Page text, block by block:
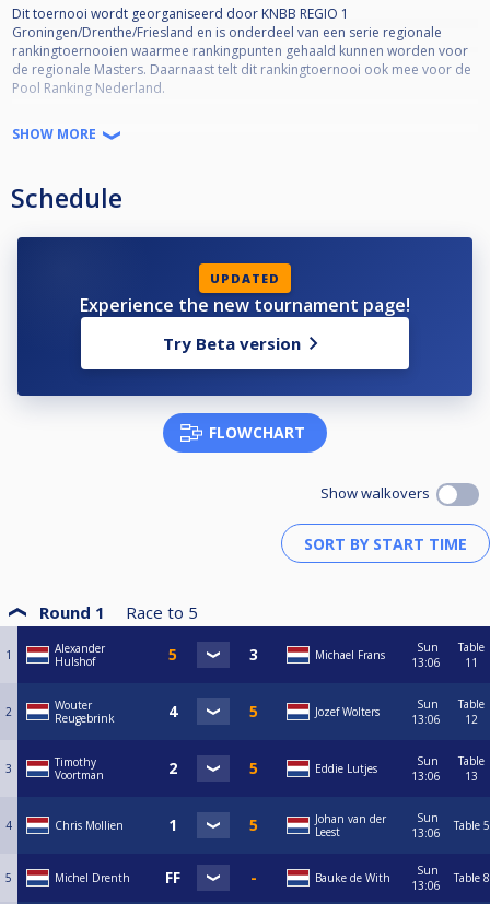
Dit toernooi wordt georganiseerd door KNBB REGIO 1
Groningen/Drenthe/Friesland en is onderdeel van een serie regionale
rankingtoernooien waarmee rankingpunten gehaald kunnen worden voor
de regionale Masters. Daarnaast telt dit rankingtoernooi ook mee voor de
Pool Ranking Nederland.
Zaal open: 12:00 uur
Uiterlijke meldtijd toernooi: 12:30 uur
Reglement Regionale Ranking:
SHOW MORE
Schedule
UPDATED
Experience the new tournament page!
Try Beta version
FLOWCHART
Show walkovers
Round 1 Race to 5
1
Alexander
Hulshof
Michael Frans
Sun
13:06
Table
11
2
Wouter
Reugebrink
Jozef Wolters
Sun
13:06
Table
12
3
Timothy
Voortman
Eddie Lutjes
Sun
13:06
Table
13
4 Chris Mollien
Johan van der
Leest
Sun
13:06
Table 5
5 Michel Drenth Bauke de With
Sun
13:06
Table 8